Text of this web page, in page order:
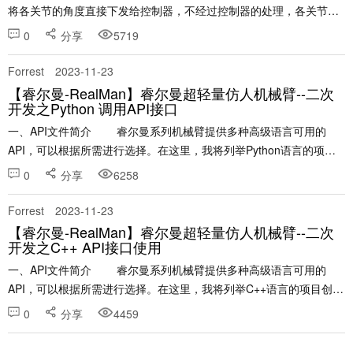
将各关节的角度直接下发给控制器，不经过控制器的处理，各关节直
接运行。机械臂运行的效果直接依赖于用户轨迹规划的水平。
0 分享 5719
Forrest 2023-11-23
【睿尔曼-RealMan】睿尔曼超轻量仿人机械臂--二次
开发之Python 调用API接口
一、API文件简介 睿尔曼系列机械臂提供多种高级语言可用的
API，可以根据所需进行选择。在这里，我将列举Python语言的项目
创建及接口使用。 本文章涉及的示例项目网盘链接如下：......
0 分享 6258
Forrest 2023-11-23
【睿尔曼-RealMan】睿尔曼超轻量仿人机械臂--二次
开发之C++ API接口使用
一、API文件简介 睿尔曼系列机械臂提供多种高级语言可用的
API，可以根据所需进行选择。在这里，我将列举C++语言的项目创建
及接口使用。 ......
0 分享 4459